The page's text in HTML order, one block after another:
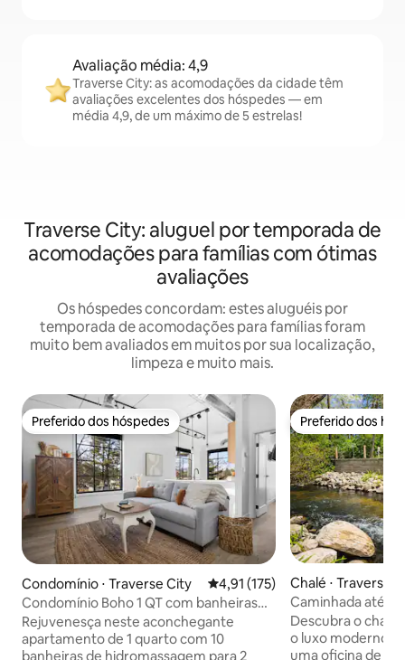
Avaliação média: 4,9
Traverse City: as acomodações da cidade têm
avaliações excelentes dos hóspedes — em
média 4,9, de um máximo de 5 estrelas!
Traverse City: aluguel por temporada de
acomodações para famílias com ótimas
avaliações
Os hóspedes concordam: estes aluguéis por
temporada de acomodações para famílias foram
muito bem avaliados em muitos por sua localização,
limpeza e muito mais.
Preferido dos hóspedes
Preferido dos hóspedes
Condomínio ⋅ Traverse City 4,91 de uma avaliação média de
4,91 (175)
Condomínio Boho 1 QT com banheiras
de hidromassagem no terraço,
localização privilegiada
Rejuvenesça neste aconchegante
apartamento de 1 quarto com 10
banheiras de hidromassagem para 2
Preferido dos
Preferido dos
Chalé ⋅ Traverse
Caminhada até a
hidromassagem
Descubra o
o luxo moderno
uma oficina de